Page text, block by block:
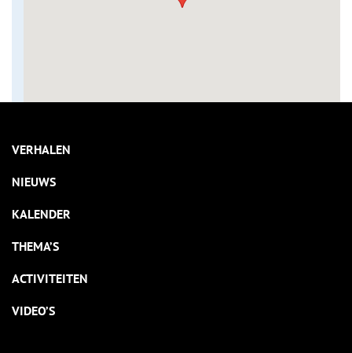
VERHALEN
NIEUWS
KALENDER
THEMA’S
ACTIVITEITEN
VIDEO’S